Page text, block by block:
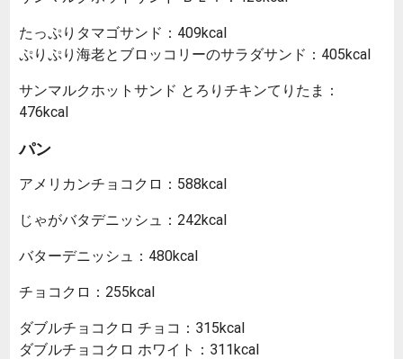
たっぷりタマゴサンド：409kcal
ぷりぷり海老とブロッコリーのサラダサンド：405kcal
サンマルクホットサンド とろりチキンてりたま：
476kcal
パン
アメリカンチョコクロ：588kcal
じゃがバタデニッシュ：242kcal
バターデニッシュ：480kcal
チョコクロ：255kcal
ダブルチョコクロ チョコ：315kcal
ダブルチョコクロ ホワイト：311kcal